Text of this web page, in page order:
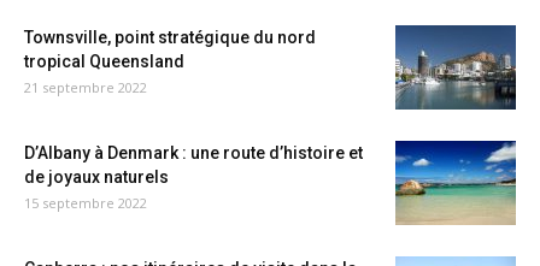
Townsville, point stratégique du nord
tropical Queensland
21 septembre 2022
D’Albany à Denmark : une route d’histoire et
de joyaux naturels
15 septembre 2022